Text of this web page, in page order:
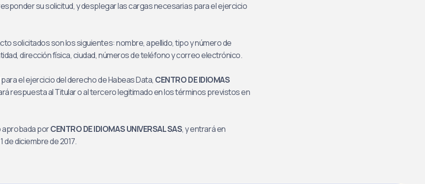
su solicitud, y desplegar las cargas necesarias para el ejercicio
solicitados son los siguientes: nombre, apellido, tipo y número de
dirección física, ciudad, números de teléfono y correo electrónico.
el ejercicio del derecho de Habeas Data, CENTRO DE IDIOMAS
respuesta al Titular o al tercero legitimado en los términos previstos en
aprobada porCENTRO DE IDIOMAS UNIVERSAL SAS, y entrará en
de diciembre de 2017.